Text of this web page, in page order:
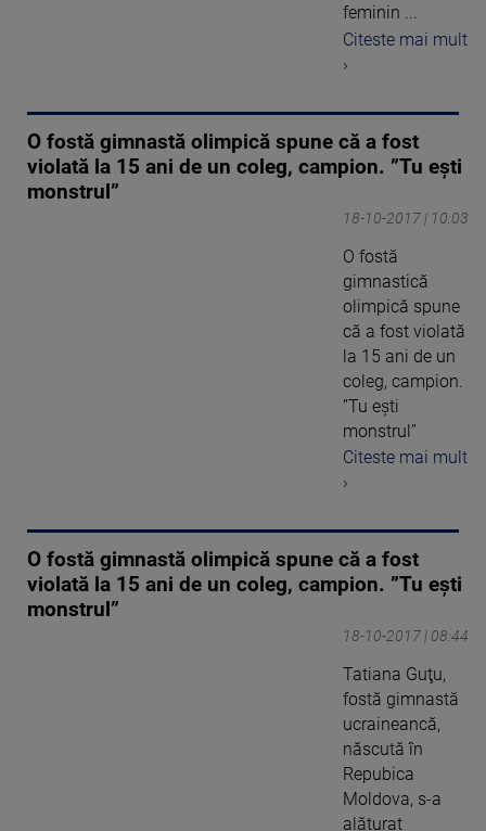
feminin ...
Citeste mai mult
›
O fostă gimnastă olimpică spune că a fost
violată la 15 ani de un coleg, campion. ”Tu eşti
monstrul”
18-10-2017 | 10:03
O fostă
gimnastică
olimpică spune
că a fost violată
la 15 ani de un
coleg, campion.
”Tu eşti
monstrul”
Citeste mai mult
›
O fostă gimnastă olimpică spune că a fost
violată la 15 ani de un coleg, campion. ”Tu eşti
monstrul”
18-10-2017 | 08:44
Tatiana Guţu,
fostă gimnastă
ucraineancă,
născută în
Repubica
Moldova, s-a
alăturat